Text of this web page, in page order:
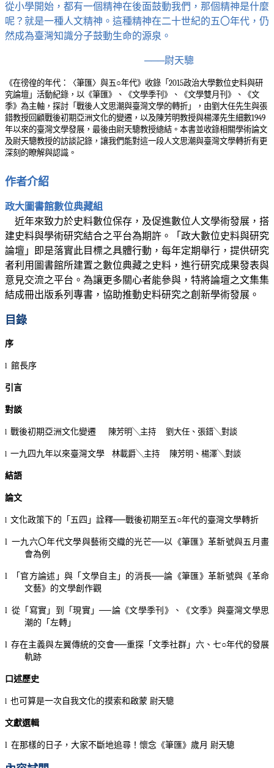
從小學開始，都有一個精神在後面鼓動我們，那個精神是什麼
呢？就是一種人文精神。這種精神在二十世紀的五〇年代，仍
然成為臺灣知識分子鼓動生命的源泉。
───尉天驄
《在徬徨的年代：〈筆匯〉與五○年代》收錄「 2015政治大學數位史料與研
究論壇」活動紀錄，以《筆匯》、《文學季刊》、《文學雙月刊》、《文
季》為主軸，探討「戰後人文思潮與臺灣文學的轉折」，由劉大任先生與張
錯教授回顧戰後初期亞洲文化的變遷，以及陳芳明教授與楊澤先生細數1949
年以來的臺灣文學發展，最後由尉天驄教授總結。本書並收錄相關學術論文
及尉天驄教授的訪談記錄，讓我們能對這一段人文思潮與臺灣文學轉折有更
深刻的瞭解與認識。
作者介紹
政大圖書館數位典藏組
近年來致力於史料數位保存，及促進數位人文學術發展，搭
建史料與學術研究結合之平台為期許。「政大數位史料與研究
論壇」即是落實此目標之具體行動，每年定期舉行，提供研究
者利用圖書館所建置之數位典藏之史料，進行研究成果發表與
意見交流之平台。為讓更多關心者能參與，特將論壇之文集集
結成冊出版系列專書，協助推動史料研究之創新學術發展。
目錄
序
l 館長序
引言
對談
l 戰後初期亞洲文化變遷 陳芳明╲主持 劉大任、張錯╲對談
l 一九四九年以來臺灣文學 林載爵╲主持 陳芳明、楊澤╲對談
結語
論文
l 文化政策下的 「 五四 」詮釋──戰後初期至五○年代的臺灣文學轉折
l 一九六〇年代文學與藝術交織的光芒──以《筆匯 》 革新號與五月畫
會為例
l 「官方論述」與「 文學自主 」 的消長──論《筆匯 》 革新號與 《 革命
文藝》 的文學創作觀
l 從 「 寫實 」 到 「現實」──論《文學季刊 》 、 《文季》 與臺灣文學思
潮的 「 左轉 」
l 存在主義與左翼傳統的交會──重探 「文季社群 」 六、七○年代的發展
軌跡
口述歷史
l 也可算是一次自我文化的摸索和啟蒙 尉天驄
文獻選輯
l 在那樣的日子，大家不斷地追尋！懷念《筆匯》 歲月 尉天驄